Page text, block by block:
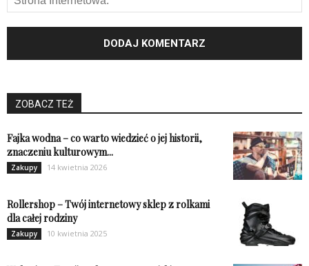
ZOBACZ TEŻ
Fajka wodna – co warto wiedzieć o jej historii,
znaczeniu kulturowym...
Zakupy 14 kwietnia 2026
Rollershop – Twój internetowy sklep z rolkami
dla całej rodziny
Zakupy 10 kwietnia 2025